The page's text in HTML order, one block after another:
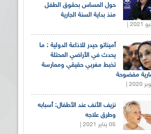
حول المساس بحقوق الطفل
منذ بداية السنة الجارية
أميناتو حيدر للاذاعة الدولية : ما
يحدث في الأراضي المحتلة
تخبط مغربي حقيقي وممارسة
مفضوحة
نزيف الأنف عند الأطفال: أسبابه
وطرق علاجه
05 يناير 2021 |